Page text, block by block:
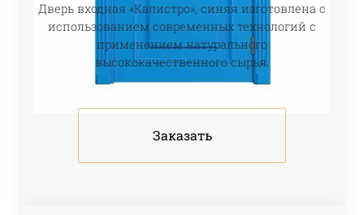
Дверь входная «Калистро», синяя изготовлена с
использованием современных технологий с
применением натурального
высококачественного сырья.
Заказать